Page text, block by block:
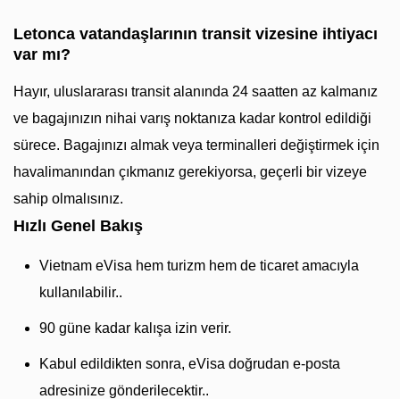
Letonca vatandaşlarının transit vizesine ihtiyacı
var mı?
Hayır, uluslararası transit alanında 24 saatten az kalmanız
ve bagajınızın nihai varış noktanıza kadar kontrol edildiği
sürece. Bagajınızı almak veya terminalleri değiştirmek için
havalimanından çıkmanız gerekiyorsa, geçerli bir vizeye
sahip olmalısınız.
Hızlı Genel Bakış
Vietnam eVisa hem turizm hem de ticaret amacıyla
kullanılabilir..
90 güne kadar kalışa izin verir.
Kabul edildikten sonra, eVisa doğrudan e-posta
adresinize gönderilecektir..